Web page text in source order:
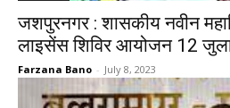
जशपुरनगर : शासकीय नवीन
लाइसेंस शिविर आयोजन 12
Farzana Bano - July 8, 2023